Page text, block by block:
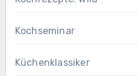
Kochseminar
Küchenklassiker